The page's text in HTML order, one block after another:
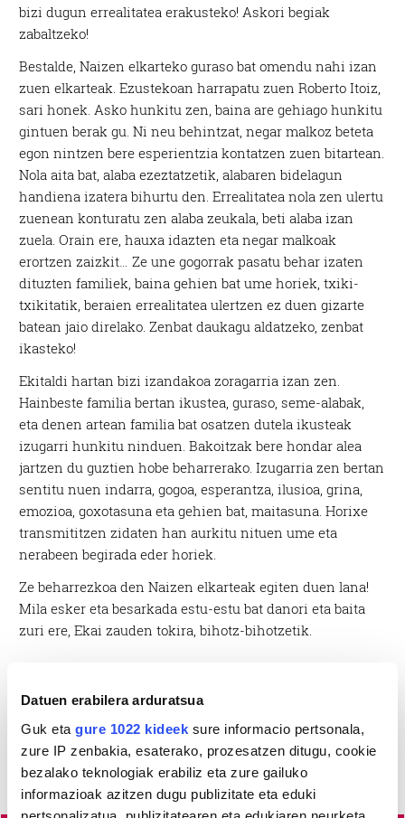
Datuen erabilera arduratsua
Guk eta gure 1022 kideek sure informacio pertsonala,
zure IP zenbakia, esaterako, prozesatzen ditugu, cookie
bezalako teknologiak erabiliz eta zure gailuko
informazioak azitzen dugu publizitate eta eduki
bizi dugun errealitatea erakusteko! Askori begiak
zabaltzeko!
Bestalde, Naizen elkarteko guraso bat omendu nahi izan
zuen elkarteak. Ezustekoan harrapatu zuen Roberto Itoiz,
sari honek. Asko hunkitu zen, baina are gehiago hunkitu
gintuen berak gu. Ni neu behintzat, negar malkoz beteta
egon nintzen bere esperientzia kontatzen zuen bitartean.
Nola aita bat, alaba ezeztatzetik, alabaren bidelagun
handiena izatera bihurtu den. Errealitatea nola zen ulertu
zuenean konturatu zen alaba zeukala, beti alaba izan
zuela. Orain ere, hauxa idazten eta negar malkoak
erortzen zaizkit… Ze une gogorrak pasatu behar izaten
dituzten familiek, baina gehien bat ume horiek, txiki-
txikitatik, beraien errealitatea ulertzen ez duen gizarte
batean jaio direlako. Zenbat daukagu aldatzeko, zenbat
ikasteko!
Ekitaldi hartan bizi izandakoa zoragarria izan zen.
Hainbeste familia bertan ikustea, guraso, seme-alabak,
eta denen artean familia bat osatzen dutela ikusteak
izugarri hunkitu ninduen. Bakoitzak bere hondar alea
jartzen du guztien hobe beharrerako. Izugarria zen bertan
sentitu nuen indarra, gogoa, esperantza, ilusioa, grina,
emozioa, goxotasuna eta gehien bat, maitasuna. Horixe
transmititzen zidaten han aurkitu nituen ume eta
nerabeen begirada eder horiek.
Ze beharrezkoa den Naizen elkarteak egiten duen lana!
Mila esker eta besarkada estu-estu bat danori eta baita
zuri ere, Ekai zauden tokira, bihotz-bihotzetik.